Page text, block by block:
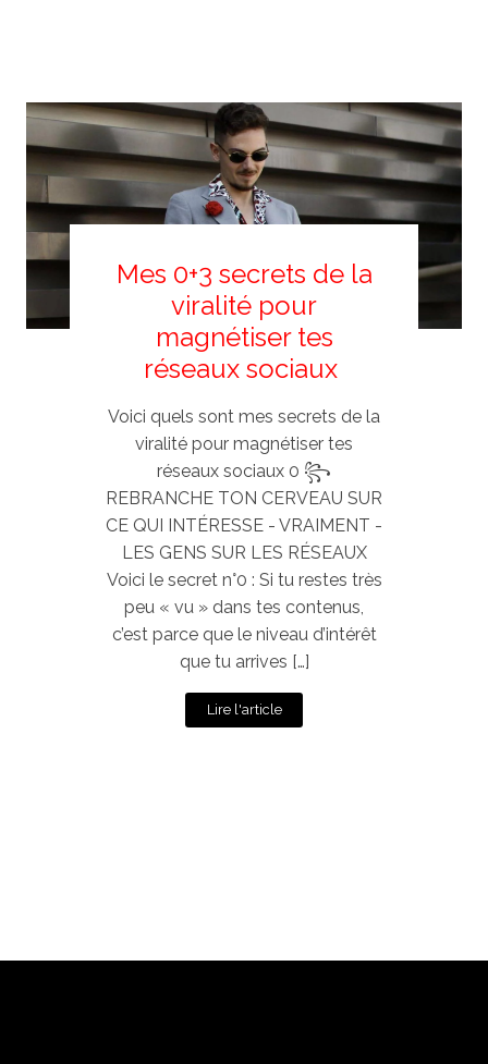
Mes 0+3 secrets de la
viralité pour
magnétiser tes
réseaux sociaux
Voici quels sont mes secrets de la
viralité pour magnétiser tes
réseaux sociaux 0 ꧂
REBRANCHE TON CERVEAU SUR
CE QUI INTÉRESSE - VRAIMENT -
LES GENS SUR LES RÉSEAUX
Voici le secret n°0 : Si tu restes très
peu « vu » dans tes contenus,
c’est parce que le niveau d’intérêt
que tu arrives […]
Lire l'article